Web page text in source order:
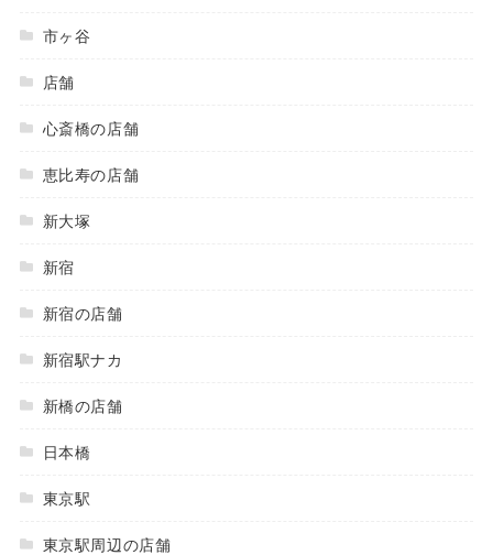
市ヶ谷
店舗
心斎橋の店舗
恵比寿の店舗
新大塚
新宿
新宿の店舗
新宿駅ナカ
新橋の店舗
日本橋
東京駅
東京駅周辺の店舗